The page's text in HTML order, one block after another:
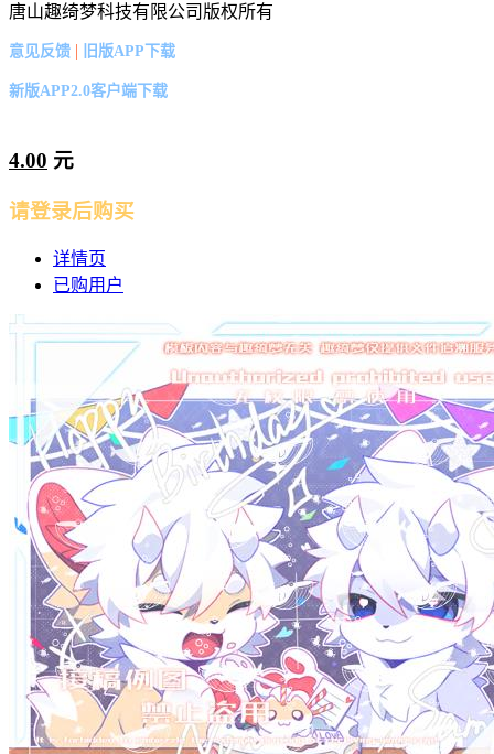
唐山趣绮梦科技有限公司版权所有
意见反馈 | 旧版APP下载
新版APP2.0客户端下载
4.00 元
请登录后购买
详情页
已购用户